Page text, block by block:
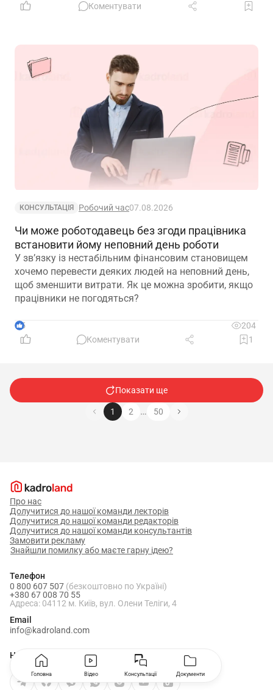
Коментувати
КОНСУЛЬТАЦІЯ Робочий час07.08.2026
Чи може роботодавець без згоди працівника
встановити йому неповний день роботи
У зв’язку із нестабільним фінансовим становищем
хочемо перевести деяких людей на неповний день,
щоб зменшити витрати. Як це можна зробити, якщо
працівники не погодяться?
5
204
Коментувати
1
Показати ще
1 2 … 50
Про нас
Долучитися до нашої команди лекторів
Долучитися до нашої команди редакторів
Долучитися до нашої команди консультантів
Замовити рекламу
Знайшли помилку або маєте гарну ідею?
Телефон
0 800 607 507 (безкоштовно по Україні)
+380 67 008 70 55
Адреса: 04112 м. Київ, вул. Олени Теліги, 4
Email
info@kadroland.com
Наші соцмережі
Головна Відео Консультації Документи